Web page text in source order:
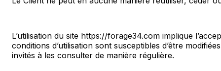
L’utilisation du site https://forage34.com implique
conditions d’utilisation sont susceptibles d’être
invités à les consulter de manière régulière.